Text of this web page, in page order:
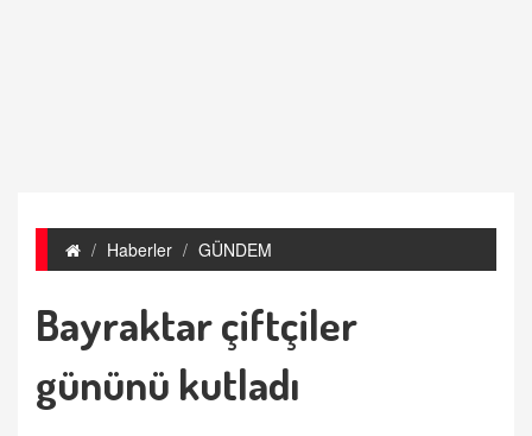
Haberler GÜNDEM
Bayraktar çiftçiler
gününü kutladı